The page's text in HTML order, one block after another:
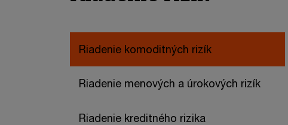
Riadenie komoditných rizík
Riadenie menových a úrokových rizík
Riadenie kreditného rizika